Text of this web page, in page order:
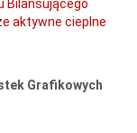
Bilansującego
aktywne cieplne
Grafikowych